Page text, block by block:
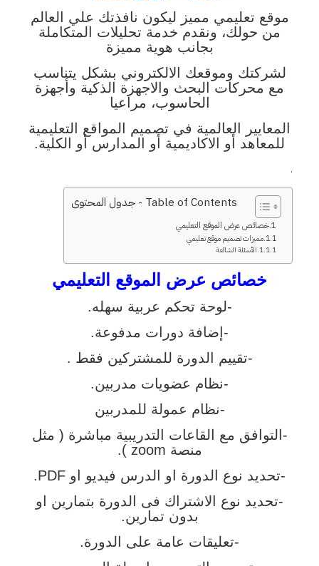
موقع تعليمي مميز ليكون نافذتك علي العالم
من حولك، ونقدم خدمة تحليلات المتكاملة
بجانب هوية مميزة
لشركتك وموقعك الالكتروني بشكل يتناسب
مع محركات البحث والاجهزة الذكية وأجهزة
الحاسوب، مراعيا
المعايير العالمية في تصميم المواقع التعليمية
للمعاهد أو الاكاديمية أو المدارس أو الكلية.
.
Table of Contents - جدول المحتوى
خصائص عرض الموقع التعليمي
مميزات تصميم موقع تعليمي
الأسئلة الشائعة
خصائص عرض الموقع التعليمي
-لوحة تحكم عربية سهله.
-إضافة دورات مدفوعة.
-تقييم الدورة للمشتركين فقط .
-نظام عضويات مدربين.
-نظام عمولة للمدربين
-التوافق مع القاعات التدريبية مباشرة ( مثل
منصة zoom ).
-تحديد نوع الدورة او الدرس فيديو او PDF.
-تحديد نوع الاشتراك فى الدورة بتمارين او
بدون تمارين.
-تعليقات عامة على الدورة.